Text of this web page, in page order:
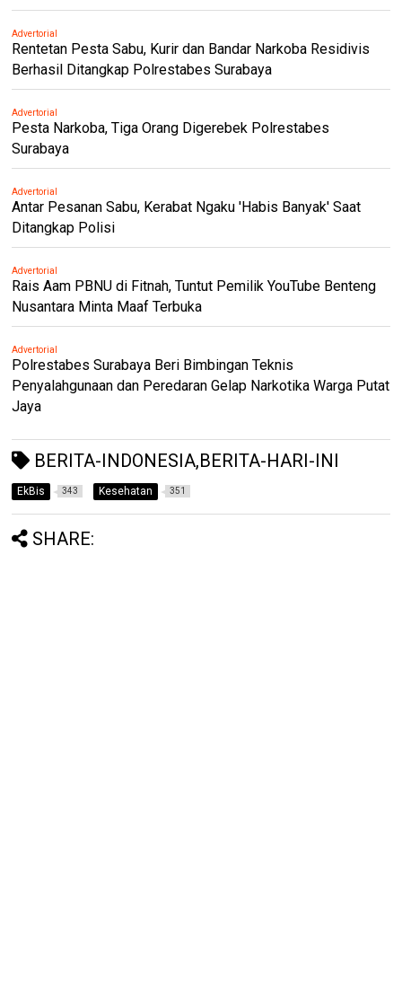
Advertorial
Rentetan Pesta Sabu, Kurir dan Bandar Narkoba Residivis
Berhasil Ditangkap Polrestabes Surabaya
Advertorial
Pesta Narkoba, Tiga Orang Digerebek Polrestabes
Surabaya
Advertorial
Antar Pesanan Sabu, Kerabat Ngaku 'Habis Banyak' Saat
Ditangkap Polisi
Advertorial
Rais Aam PBNU di Fitnah, Tuntut Pemilik YouTube Benteng
Nusantara Minta Maaf Terbuka
Advertorial
Polrestabes Surabaya Beri Bimbingan Teknis
Penyalahgunaan dan Peredaran Gelap Narkotika Warga Putat
Jaya
BERITA-INDONESIA,BERITA-HARI-INI
EkBis 343 Kesehatan 351
SHARE: